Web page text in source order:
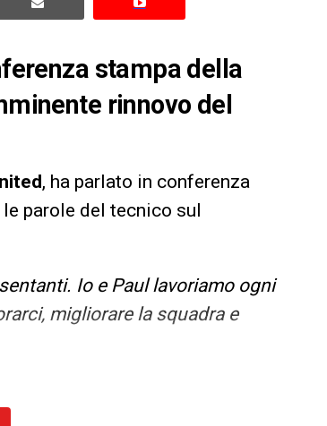
stampa della
rinnovo del
, ha parlato in conferenza
le parole del tecnico sul
Io e Paul lavoriamo ogni
migliorare la squadra e